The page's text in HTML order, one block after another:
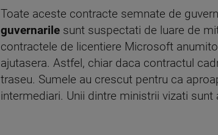
Toate aceste contracte semnate de
guvernarile sunt suspectati de luare de
contractele de licentiere Microsoft
ajutasera. Astfel, chiar daca contractul
traseu. Sumele au crescut pentru ca
intermediari. Unii dintre ministrii vizati